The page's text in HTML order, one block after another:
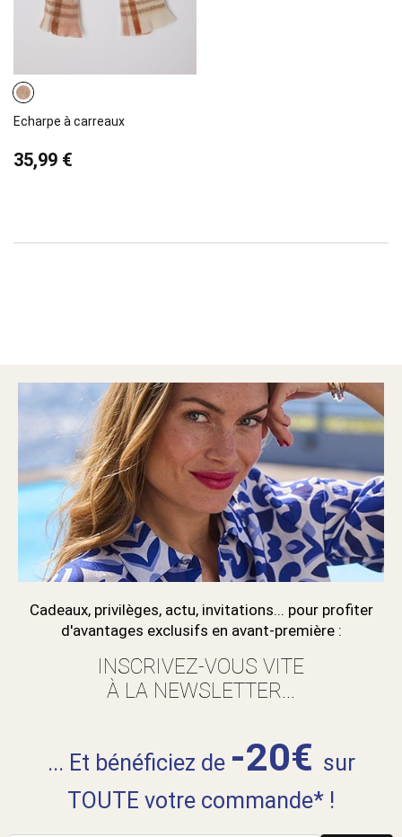
Echarpe à carreaux
35,99 €
Cadeaux, privilèges, actu, invitations... pour profiter
d'avantages exclusifs en avant-première :
INSCRIVEZ-VOUS VITE
À LA NEWSLETTER...
... Et bénéficiez de -20€ sur
TOUTE votre commande* !